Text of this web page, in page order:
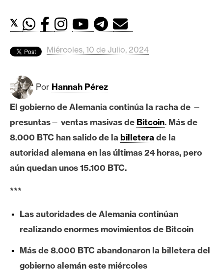
d
s
B
t
c
o
i
n
h
e
e
u
𝕏
Miércoles, 10 de Julio, 2024
Por Hannah Pérez
El gobierno de Alemania continúa la racha de —
presuntas— ventas masivas de Bitcoin. Más de
8.000 BTC han salido de la billeterade la
autoridad alemana en las últimas 24 horas, pero
aún quedan unos 15.100 BTC.
***
Las autoridades de Alemania continúan
realizando enormes movimientos de Bitcoin
Más de 8.000 BTC abandonaron la billetera del
gobierno alemán este miércoles